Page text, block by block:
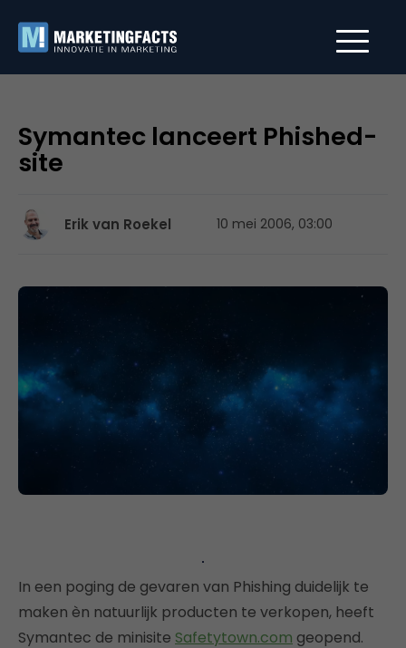
Symantec lanceert Phished-
site
Erik van Roekel 10 mei 2006, 03:00
In een poging de gevaren van Phishing duidelijk te
maken èn natuurlijk producten te verkopen, heeft
Symantec de minisite Safetytown.com geopend.